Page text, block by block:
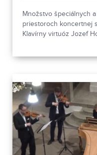
Množstvo špeciálnych
priestoroch koncertnej
Klavírny virtuóz Jozef